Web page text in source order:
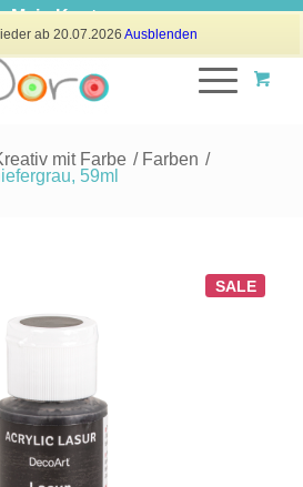
Mein Konto
mit Farbe / Farben /
59ml
SALE
ab 20.07.2026 Ausblenden